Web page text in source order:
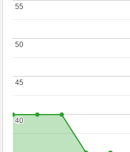
40
40
45
45
50
50
55
55